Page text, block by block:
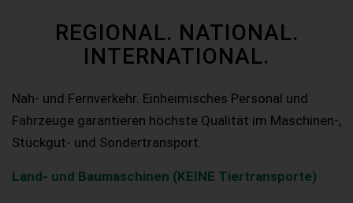
REGIONAL. NATIONAL.
INTERNATIONAL.
Nah- und Fernverkehr. Einheimisches Personal und
Fahrzeuge garantieren höchste Qualität im Maschinen-,
Stückgut- und Sondertransport.
Land- und Baumaschinen (KEINE Tiertransporte)